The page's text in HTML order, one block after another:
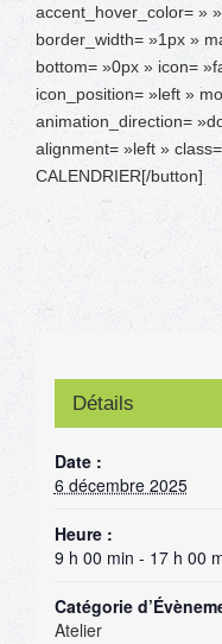
accent_hover_color= »
border_width= »1px »
bottom= »0px » icon=
icon_position= »left »
animation_direction=
alignment= »left »
CALENDRIER[/button]
Détails
Date :
6 décembre 2025
Heure :
9 h 00 min - 17 h 00
Catégorie
Atelier